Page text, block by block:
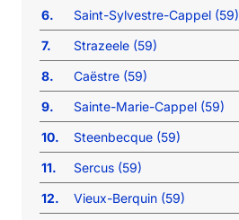
6.
Saint-Sylvestre-Cappel (59)
7.
Strazeele (59)
8.
Caëstre (59)
9.
Sainte-Marie-Cappel (59)
10.
Steenbecque (59)
11.
Sercus (59)
12.
Vieux-Berquin (59)